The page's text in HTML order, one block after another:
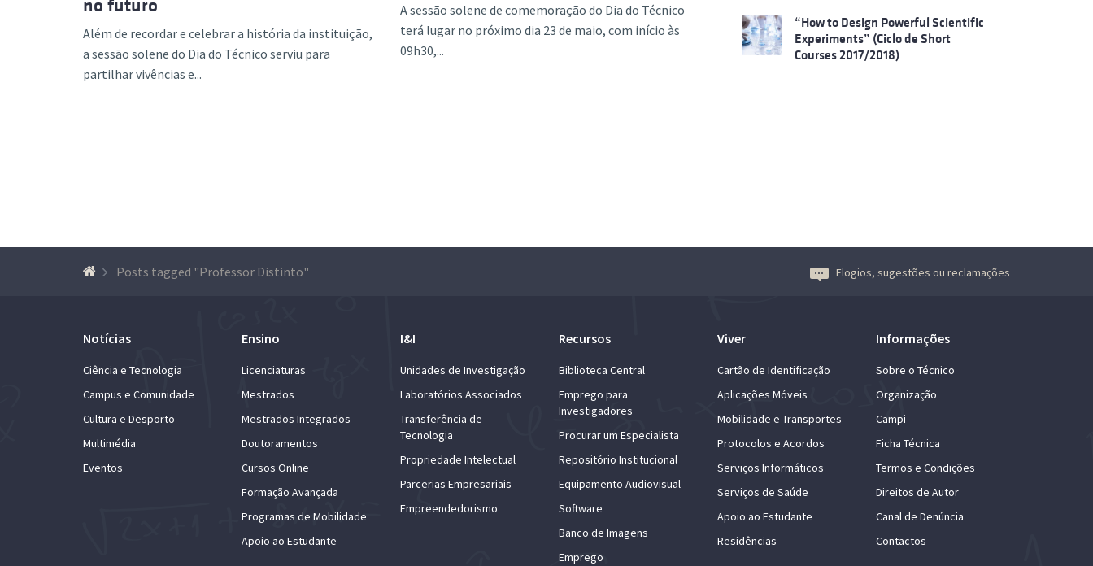
no futuro
Além de recordar e celebrar a história da instituição,
a sessão solene do Dia do Técnico serviu para
partilhar vivências e...
A sessão solene de comemoração do Dia do Técnico
terá lugar no próximo dia 23 de maio, com início às
09h30,...
“How to Design Powerful Scientific
Experiments” (Ciclo de Short
Courses 2017/2018)
Posts tagged "Professor Distinto" Elogios, sugestões ou reclamações
Notícias
Ciência e Tecnologia
Campus e Comunidade
Cultura e Desporto
Multimédia
Eventos
Ensino
Licenciaturas
Mestrados
Mestrados Integrados
Doutoramentos
Cursos Online
Formação Avançada
Programas de Mobilidade
Apoio ao Estudante
I&I
Unidades de Investigação
Laboratórios Associados
Transferência de
Tecnologia
Propriedade Intelectual
Parcerias Empresariais
Empreendedorismo
Recursos
Biblioteca Central
Emprego para
Investigadores
Procurar um Especialista
Repositório Institucional
Equipamento Audiovisual
Software
Banco de Imagens
Emprego
Viver
Cartão de Identificação
Aplicações Móveis
Mobilidade e Transportes
Protocolos e Acordos
Serviços Informáticos
Serviços de Saúde
Apoio ao Estudante
Residências
Informações
Sobre o Técnico
Organização
Campi
Ficha Técnica
Termos e Condições
Direitos de Autor
Canal de Denúncia
Contactos